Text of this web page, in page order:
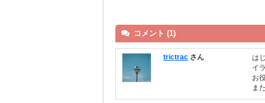
コメント (1)
trictrac さん
は
イ
お
ま